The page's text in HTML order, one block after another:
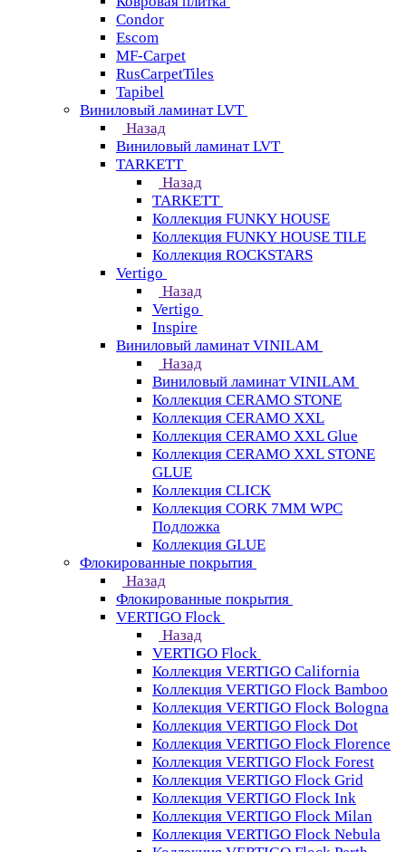
Condor
Escom
MF-Carpet
RusCarpetTiles
Tapibel
Виниловый ламинат LVT
Назад
Виниловый ламинат LVT
TARKETT
Назад
TARKETT
Коллекция FUNKY HOUSE
Коллекция FUNKY HOUSE TILE
Коллекция ROCKSTARS
Vertigo
Назад
Vertigo
Inspire
Виниловый ламинат VINILAM
Назад
Виниловый ламинат VINILAM
Коллекция CERAMO STONE
Коллекция CERAMO XXL
Коллекция CERAMO XXL Glue
Коллекция CERAMO XXL STONE
GLUE
Коллекция CLICK
Коллекция CORK 7MM WPC
Подложка
Коллекция GLUE
Флокированные покрытия
Назад
Флокированные покрытия
VERTIGO Flock
Назад
VERTIGO Flock
Коллекция VERTIGO California
Коллекция VERTIGO Flock Bamboo
Коллекция VERTIGO Flock Bologna
Коллекция VERTIGO Flock Dot
Коллекция VERTIGO Flock Florence
Коллекция VERTIGO Flock Forest
Коллекция VERTIGO Flock Grid
Коллекция VERTIGO Flock Ink
Коллекция VERTIGO Flock Milan
Коллекция VERTIGO Flock Nebula